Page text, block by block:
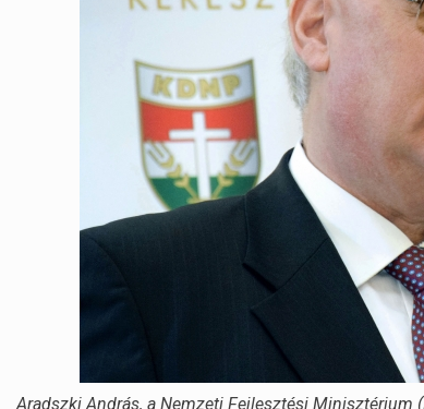
Aradszki András, a Nemzeti Fejlesztési Minisztérium